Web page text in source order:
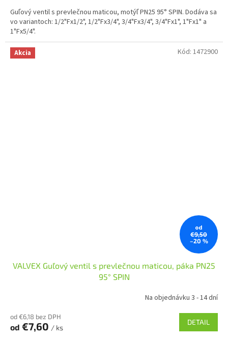
Guľový ventil s prevlečnou maticou, motýľ PN25 95° SPIN. Dodáva sa
vo variantoch: 1/2"Fx1/2", 1/2"Fx3/4", 3/4"Fx3/4", 3/4"Fx1", 1"Fx1" a
1"Fx5/4".
Akcia
od
€9,50
–20 %
VALVEX Guľový ventil s prevlečnou maticou, páka PN25
95° SPIN
Na objednávku 3 - 14 dní
od €6,18 bez DPH
od €7,60 / ks
DETAIL
Kód: 1472900